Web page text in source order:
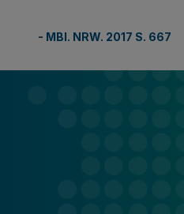
- MBl. NRW. 2017 S. 667